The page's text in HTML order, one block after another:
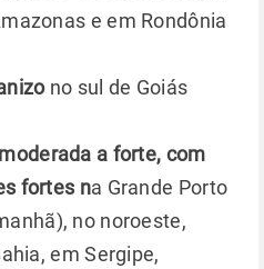
e em Rondônia
no sul de Goiás
a forte, com
fortes na Grande Porto
no noroeste,
em Sergipe,